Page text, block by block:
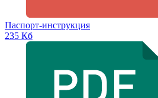
Паспорт-инструкция
235 Кб